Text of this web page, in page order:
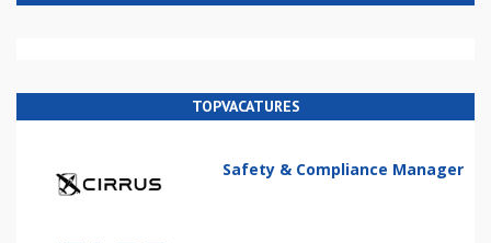
TOPVACATURES
Safety & Compliance Manager